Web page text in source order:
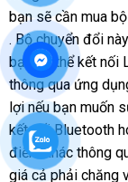
bạn to
sẽ cần mua
Thái
Lan
. Bộ chuyển đổi
bạntận
nơi
có thể kết nối
thông qua ứng
lợiphản
hồi
nếu bạn muốn
kết nối Bluetooth
điểm khác thông
giá cả phải chăng